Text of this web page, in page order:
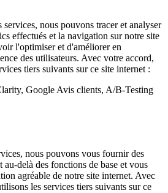
services, nous pouvons tracer et analyser
effectués et la navigation sur notre site
l'optimiser et d'améliorer en
des utilisateurs. Avec votre accord,
tiers suivants sur ce site internet :
Google Avis clients, A/B-Testing
nous pouvons vous fournir des
delà des fonctions de base et vous
agréable de notre site internet. Avec
les services tiers suivants sur ce